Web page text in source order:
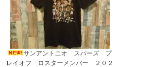
サンアントニオ スパーズ プ
レイオフ ロスターメンバー ２０２